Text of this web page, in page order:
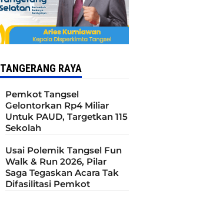
TANGERANG RAYA
Pemkot Tangsel
Gelontorkan Rp4 Miliar
Untuk PAUD, Targetkan 115
Sekolah
Usai Polemik Tangsel Fun
Walk & Run 2026, Pilar
Saga Tegaskan Acara Tak
Difasilitasi Pemkot